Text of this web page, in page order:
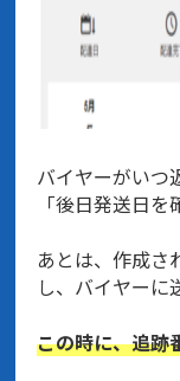
バイヤーがいつ
「後日発送日を
あとは、作成さ
し、バイヤーに
この時に、追跡